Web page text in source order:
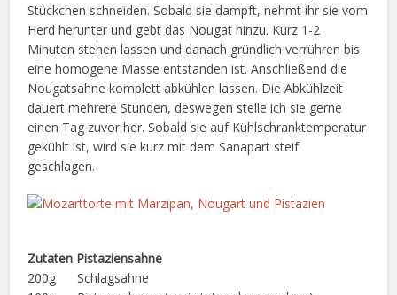
Stückchen schneiden. Sobald sie dampft, nehmt ihr sie vom
Herd herunter und gebt das Nougat hinzu. Kurz 1-2
Minuten stehen lassen und danach gründlich verrühren bis
eine homogene Masse entstanden ist. Anschließend die
Nougatsahne komplett abkühlen lassen. Die Abkühlzeit
dauert mehrere Stunden, deswegen stelle ich sie gerne
einen Tag zuvor her. Sobald sie auf Kühlschranktemperatur
gekühlt ist, wird sie kurz mit dem Sanapart steif
geschlagen.
Zutaten Pistaziensahne
200g Schlagsahne